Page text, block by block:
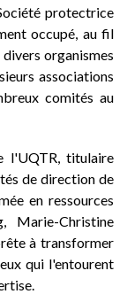
protectrice
occupé, au fil
organismes
associations
comités au
l'UQTR, titulaire
de direction de
en ressources
Marie-Christine
à transformer
qui l'entourent